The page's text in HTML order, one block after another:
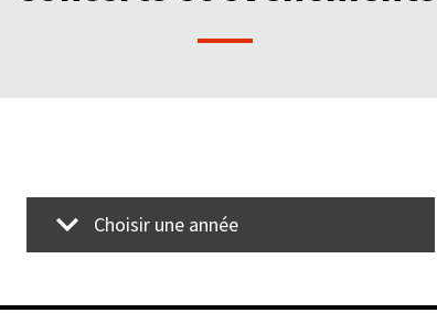
Choisir une année